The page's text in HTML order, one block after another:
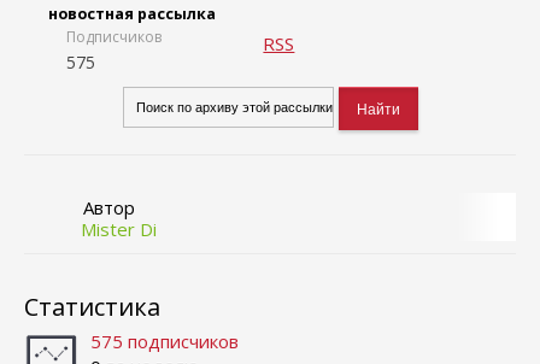
новостная рассылка
Подписчиков
575
RSS
Автор
Mister Di
Статистика
575 подписчиков